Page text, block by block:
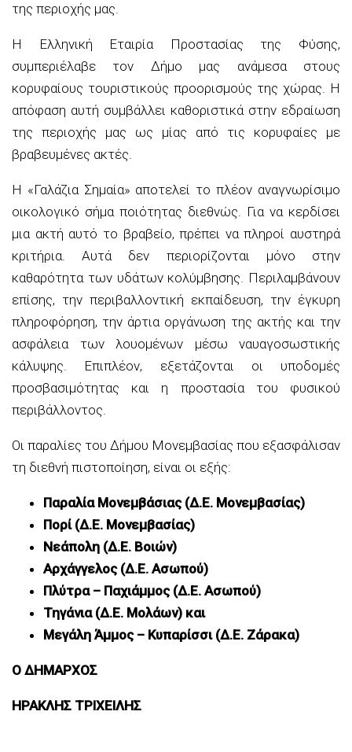
της περιοχής μας.
Η Ελληνική Εταιρία Προστασίας της Φύσης,
συμπεριέλαβε τον Δήμο μας ανάμεσα στους
κορυφαίους τουριστικούς προορισμούς της χώρας. Η
απόφαση αυτή συμβάλλει καθοριστικά στην εδραίωση
της περιοχής μας ως μίας από τις κορυφαίες με
βραβευμένες ακτές.
Η «Γαλάζια Σημαία» αποτελεί το πλέον αναγνωρίσιμο
οικολογικό σήμα ποιότητας διεθνώς. Για να κερδίσει
μια ακτή αυτό το βραβείο, πρέπει να πληροί αυστηρά
κριτήρια. Αυτά δεν περιορίζονται μόνο στην
καθαρότητα των υδάτων κολύμβησης. Περιλαμβάνουν
επίσης, την περιβαλλοντική εκπαίδευση, την έγκυρη
πληροφόρηση, την άρτια οργάνωση της ακτής και την
ασφάλεια των λουομένων μέσω ναυαγοσωστικής
κάλυψης. Επιπλέον, εξετάζονται οι υποδομές
προσβασιμότητας και η προστασία του φυσικού
περιβάλλοντος.
Οι παραλίες του Δήμου Μονεμβασίας που εξασφάλισαν
τη διεθνή πιστοποίηση, είναι οι εξής:
Παραλία Μονεμβάσιας (Δ.Ε. Μονεμβασίας)
Πορί (Δ.Ε. Μονεμβασίας)
Νεάπολη (Δ.Ε. Βοιών)
Αρχάγγελος (Δ.Ε. Ασωπού)
Πλύτρα – Παχιάμμος (Δ.Ε. Ασωπού)
Τηγάνια (Δ.Ε. Μολάων) και
Μεγάλη Άμμος – Κυπαρίσσι (Δ.Ε. Ζάρακα)
Ο ΔΗΜΑΡΧΟΣ
ΗΡΑΚΛΗΣ ΤΡΙΧΕΙΛΗΣ